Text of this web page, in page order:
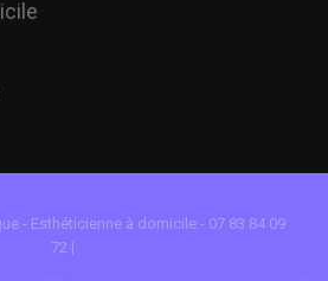
- Esthéticienne à domicile - 07 83 84 09
72 |